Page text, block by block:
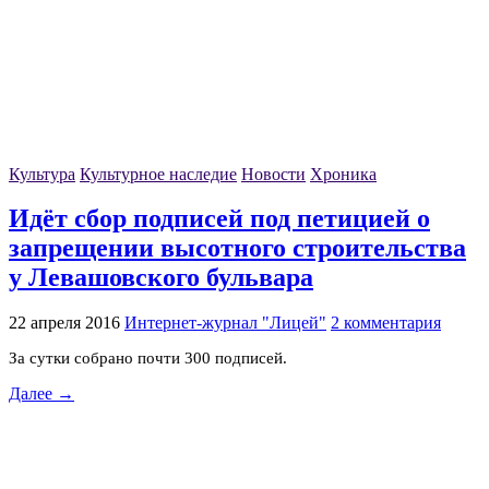
Культура Культурное наследие Новости Хроника
Идёт сбор подписей под петицией о
запрещении высотного строительства
у Левашовского бульвара
22 апреля 2016 Интернет-журнал "Лицей" 2 комментария
За сутки собрано почти 300 подписей.
Далее →